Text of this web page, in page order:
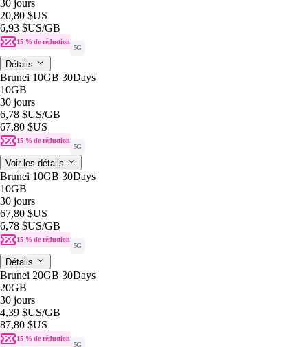
30 jours
20,80 $US
6,93 $US/GB
15 % de réduction
5G
Détails
Brunei 10GB 30Days
10GB
30 jours
6,78 $US/GB
67,80 $US
15 % de réduction
5G
Voir les détails
Brunei 10GB 30Days
10GB
30 jours
67,80 $US
6,78 $US/GB
15 % de réduction
5G
Détails
Brunei 20GB 30Days
20GB
30 jours
4,39 $US/GB
87,80 $US
15 % de réduction
5G